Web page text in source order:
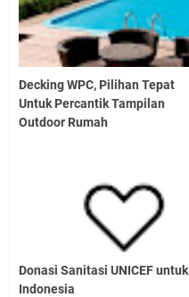
Decking WPC, Pilihan Tepat
Untuk Percantik Tampilan
Outdoor Rumah
Donasi Sanitasi UNICEF untuk
Indonesia